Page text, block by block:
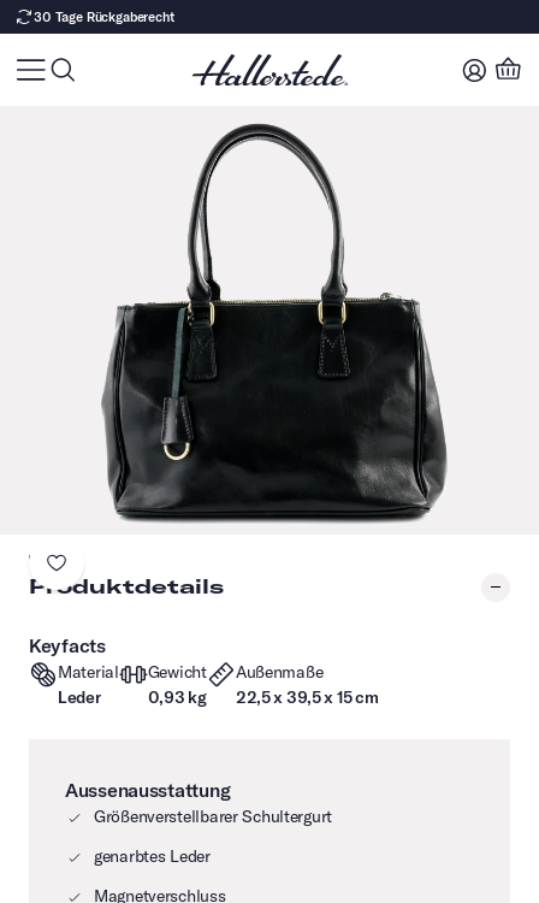
30 Tage Rückgaberecht
Produktdetails
Keyfacts
Material
Leder
Gewicht
0,93 kg
Außenmaße
22,5 x 39,5 x 15 cm
Aussenausstattung
Größenverstellbarer Schultergurt
genarbtes Leder
Magnetverschluss